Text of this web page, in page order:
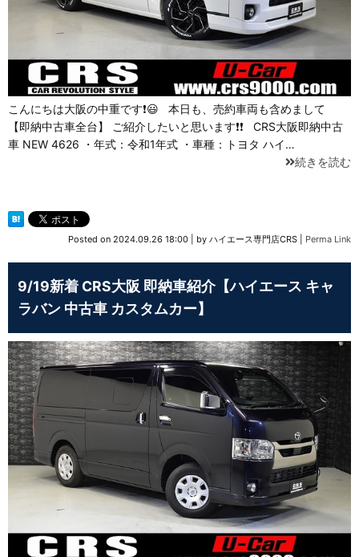
こんにちは大阪の中重です❗😃 本日も、売約車両も含めまして
【即納中古車全台】 ご紹介したいと思います❗❗ CRS大阪即納中古
車 NEW 4626 ・年式：令和1年式 ・車種：トヨタ ハイ…
続きを読む
Posted on 2024.09.26 18:00 by ハイエース専門店CRS Perma Link
9/19新着 CRS大阪 即納車紹介【ハイエース キャ
ラバン 中古車 カスタムカー】